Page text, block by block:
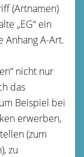
(Artnamen)
„EG“ ein
Anhang A-Art.
nicht nur
das
Beispiel bei
erwerben,
(zum
zu